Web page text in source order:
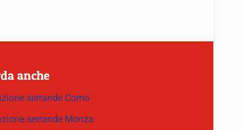
anche
serrande Como
serrande Monza